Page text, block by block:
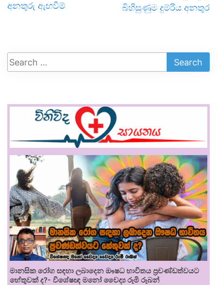
අනතුරු ඇඟවීම්
බිහිසුණුම දුම්රිය අනතුර
මානසික රෝග සඳහා ලබාදෙන ඖෂධ භාවිතය ප්‍රචණ්ඩත්වයට
හේතුවක් ද?- විශේෂඥ මනෝ වෛද්‍ය රූමි රූබන්